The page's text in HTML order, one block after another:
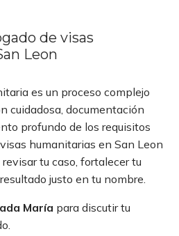
de visas
Leon
es un proceso complejo
cuidadosa, documentación
profundo de los requisitos
humanitarias en San Leon
tu caso, fortalecer tu
justo en tu nombre.
María para discutir tu